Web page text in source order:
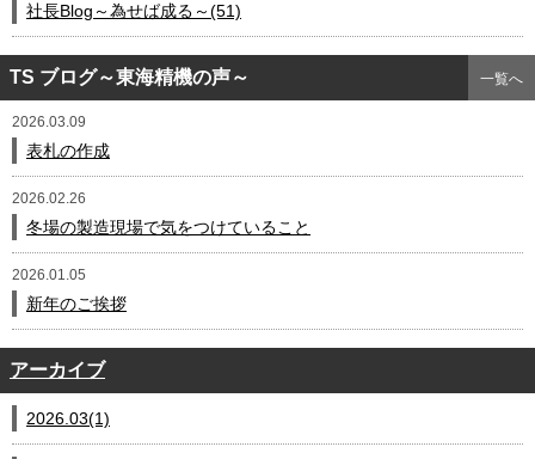
社長Blog～為せば成る～(51)
TS ブログ～東海精機の声～ 一覧へ
2026.03.09
表札の作成
2026.02.26
冬場の製造現場で気をつけていること
2026.01.05
新年のご挨拶
アーカイブ
2026.03(1)